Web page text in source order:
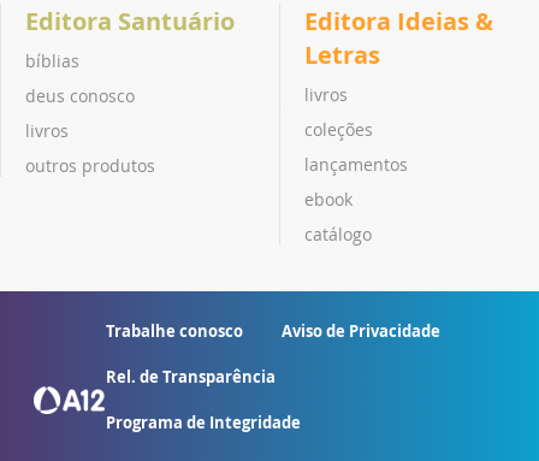
Editora Santuário
bíblias
deus conosco
livros
outros produtos
Editora Ideias &
Letras
livros
coleções
lançamentos
ebook
catálogo
Trabalhe conosco Aviso de Privacidade
Rel. de Transparência
Programa de Integridade